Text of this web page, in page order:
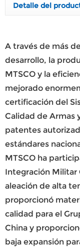
Detalle del
A través de más
desarrollo, la
MTSCO y la
mejorado
certificación del
Calidad de Armas
patentes
estándares
MTSCO ha
Integración Militar
aleación de alta
proporcionó
calidad para el
China y
baja expansión